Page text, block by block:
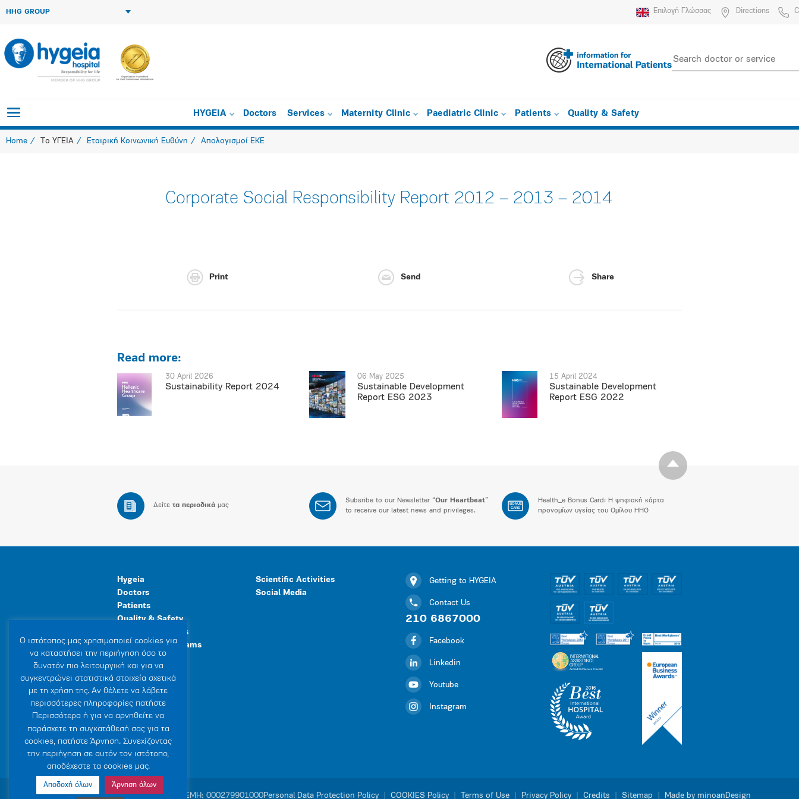
HHG GROUP Επιλογή Γλώσσας Directions
HYGEIA Doctors Services Maternity Clinic Paediatric Clinic Patients Quality & Safety
Home Το ΥΓΕΙΑ Εταιρική Κοινωνική Ευθύνη Απολογισμοί ΕΚΕ
Corporate Social Responsibility Report 2012 – 2013 – 2014
Print Send Share
Read more:
30 April 2026
Sustainability Report 2024
06 May 2025
Sustainable Development
Report ESG 2023
15 April 2024
Sustainable Development
Report ESG 2022
Δείτε τα περιοδικά μας
Subsribe to our Newsletter “Our Heartbeat”
to receive our latest news and privileges.
BONUS
CARD
Health_e Bonus Card: H ψηφιακή κάρτα
προνομίων υγείας του Ομίλου HHG
Hygeia
Doctors
Patients
Quality & Safety
Human Resources
Healthcare Programs
General Facilities
Scientific Activities
Social Media
Getting to HYGEIA
Contact Us
210 6867000
Facebook
Linkedin
Youtube
Instagram
© 2007-2026 HYGEIA S.M.S.A. ΓΕΜΗ: 000279901000Personal Data Protection Policy COOKIES Policy Terms of Use Privacy Policy Credits Sitemap Made by minoanDesign
Ο ιστότοπoς μας χρησιμοποιεί cookies για
να καταστήσει την περιήγηση όσο το
δυνατόν πιο λειτουργική και για να
συγκεντρώνει στατιστικά στοιχεία σχετικά
με τη χρήση της. Αν θέλετε να λάβετε
περισσότερες πληροφορίες πατήστε
Περισσότερα ή για να αρνηθείτε να
παράσχετε τη συγκατάθεσή σας για τα
cookies, πατήστε Άρνηση. Συνεχίζοντας
την περιήγηση σε αυτόν τον ιστότοπο,
αποδέχεστε τα cookies μας.
Αποδοχή όλων Άρνηση όλων